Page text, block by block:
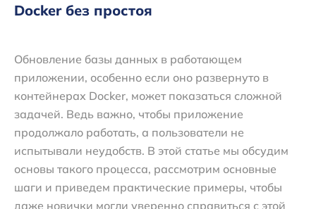
Docker без простоя
Обновление базы данных в работающем
приложении, особенно если оно развернуто в
контейнерах Docker, может показаться сложной
задачей. Ведь важно, чтобы приложение
продолжало работать, а пользователи не
испытывали неудобств. В этой статье мы обсудим
основы такого процесса, рассмотрим основные
шаги и приведем практические примеры, чтобы
даже новички могли уверенно справиться с этой